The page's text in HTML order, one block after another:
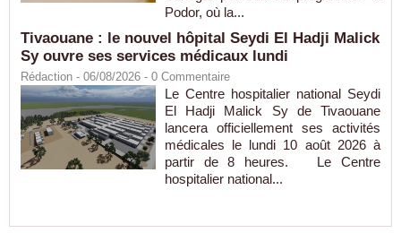
Podor, où la...
Tivaouane : le nouvel hôpital Seydi El Hadji Malick
Sy ouvre ses services médicaux lundi
Rédaction - 06/08/2026 - 0 Commentaire
Le Centre hospitalier national Seydi
El Hadji Malick Sy de Tivaouane
lancera officiellement ses activités
médicales le lundi 10 août 2026 à
partir de 8 heures. Le Centre
hospitalier national...